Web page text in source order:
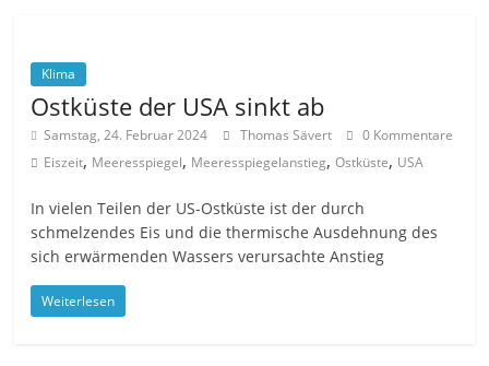
Klima
Ostküste der USA sinkt ab
Samstag, 24. Februar 2024 Thomas Sävert
0 Kommentare
Eiszeit, Meeresspiegel, Meeresspiegelanstieg,Ostküste, USA
In vielen Teilen der US-Ostküste ist der durch
schmelzendes Eis und die thermische Ausdehnung des
sich erwärmenden Wassers verursachte Anstieg
Weiterlesen